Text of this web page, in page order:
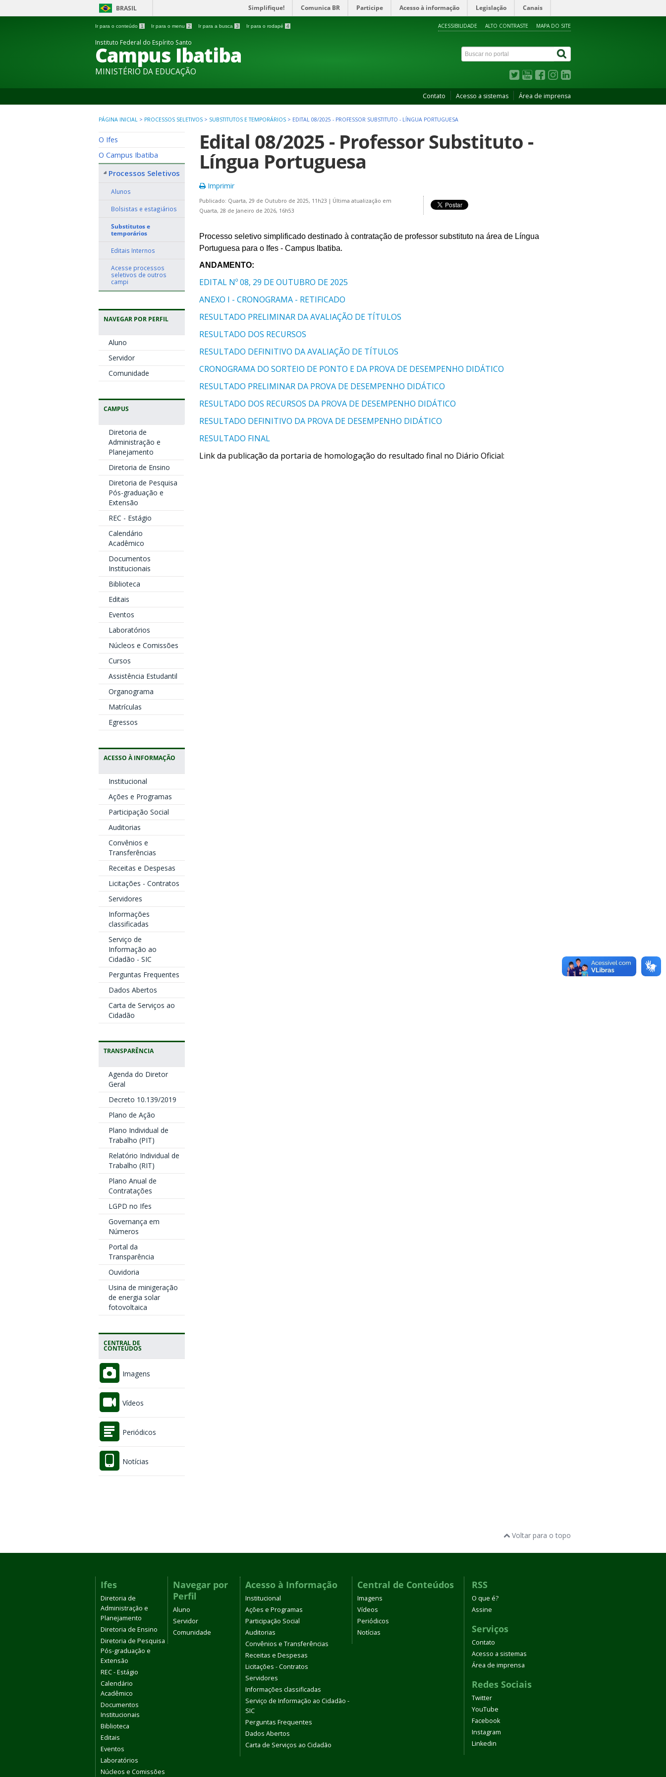
BRASIL Simplifique! Comunica BR Participe Acesso à informação Legislação Canais
Ir para o conteúdo 1 Ir para o menu 2 Ir para a busca 3 Ir para o rodapé 4 ACESSIBILIDADE ALTO CONTRASTE MAPA DO SITE
Instituto Federal do Espírito Santo
Campus Ibatiba
MINISTÉRIO DA EDUCAÇÃO
Contato Acesso a sistemas Área de imprensa
PÁGINA INICIAL > PROCESSOS SELETIVOS > SUBSTITUTOS E TEMPORÁRIOS > EDITAL 08/2025 - PROFESSOR SUBSTITUTO - LÍNGUA PORTUGUESA
O Ifes
O Campus Ibatiba
Processos Seletivos
Alunos
Bolsistas e estagiários
Substitutos e
temporários
Editais Internos
Acesse processos
seletivos de outros
campi
NAVEGAR POR PERFIL
Aluno
Servidor
Comunidade
CAMPUS
Diretoria de
Administração e
Planejamento
Diretoria de Ensino
Diretoria de Pesquisa
Pós-graduação e
Extensão
REC - Estágio
Calendário
Acadêmico
Documentos
Institucionais
Biblioteca
Editais
Eventos
Laboratórios
Núcleos e Comissões
Cursos
Assistência Estudantil
Organograma
Matrículas
Egressos
ACESSO À INFORMAÇÃO
Institucional
Ações e Programas
Participação Social
Auditorias
Convênios e
Transferências
Receitas e Despesas
Licitações - Contratos
Servidores
Informações
classificadas
Serviço de
Informação ao
Cidadão - SIC
Perguntas Frequentes
Dados Abertos
Carta de Serviços ao
Cidadão
TRANSPARÊNCIA
Agenda do Diretor
Geral
Decreto 10.139/2019
Plano de Ação
Plano Individual de
Trabalho (PIT)
Relatório Individual de
Trabalho (RIT)
Plano Anual de
Contratações
LGPD no Ifes
Governança em
Números
Portal da
Transparência
Ouvidoria
Usina de minigeração
de energia solar
fotovoltaica
CENTRAL DE
CONTEÚDOS
Imagens
Vídeos
Periódicos
Notícias
Edital 08/2025 - Professor Substituto -
Língua Portuguesa
Imprimir
Publicado: Quarta, 29 de Outubro de 2025, 11h23 | Última atualização em
Quarta, 28 de Janeiro de 2026, 16h53
Processo seletivo simplificado destinado à contratação de professor substituto na área de Língua
Portuguesa para o Ifes - Campus Ibatiba.
ANDAMENTO:
EDITAL Nº 08, 29 DE OUTUBRO DE 2025
ANEXO I - CRONOGRAMA - RETIFICADO
RESULTADO PRELIMINAR DA AVALIAÇÃO DE TÍTULOS
RESULTADO DOS RECURSOS
RESULTADO DEFINITIVO DA AVALIAÇÃO DE TÍTULOS
CRONOGRAMA DO SORTEIO DE PONTO E DA PROVA DE DESEMPENHO DIDÁTICO
RESULTADO PRELIMINAR DA PROVA DE DESEMPENHO DIDÁTICO
RESULTADO DOS RECURSOS DA PROVA DE DESEMPENHO DIDÁTICO
RESULTADO DEFINITIVO DA PROVA DE DESEMPENHO DIDÁTICO
RESULTADO FINAL
Link da publicação da portaria de homologação do resultado final no Diário Oficial:
Voltar para o topo
Ifes
Diretoria de
Administração e
Planejamento
Diretoria de Ensino
Diretoria de Pesquisa
Pós-graduação e
Extensão
REC - Estágio
Calendário
Acadêmico
Documentos
Institucionais
Biblioteca
Editais
Eventos
Laboratórios
Núcleos e Comissões
Navegar por
Perfil
Aluno
Servidor
Comunidade
Acesso à Informação
Institucional
Ações e Programas
Participação Social
Auditorias
Convênios e Transferências
Receitas e Despesas
Licitações - Contratos
Servidores
Informações classificadas
Serviço de Informação ao Cidadão -
SIC
Perguntas Frequentes
Dados Abertos
Carta de Serviços ao Cidadão
Central de Conteúdos
Imagens
Vídeos
Periódicos
Notícias
RSS
O que é?
Assine
Serviços
Contato
Acesso a sistemas
Área de imprensa
Redes Sociais
Twitter
YouTube
Facebook
Instagram
Linkedin